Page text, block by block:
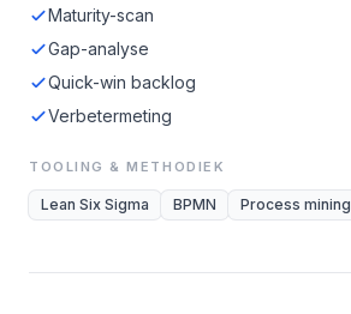
Maturity-scan
Gap-analyse
Quick-win backlog
Verbetermeting
TOOLING & METHODIEK
Lean Six Sigma BPMN Process mining